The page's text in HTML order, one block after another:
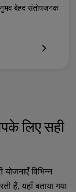
बेहद संतोषजनक
लिए सही
योजनाएँ विभिन्न
हैं, यहाँ बताया गया